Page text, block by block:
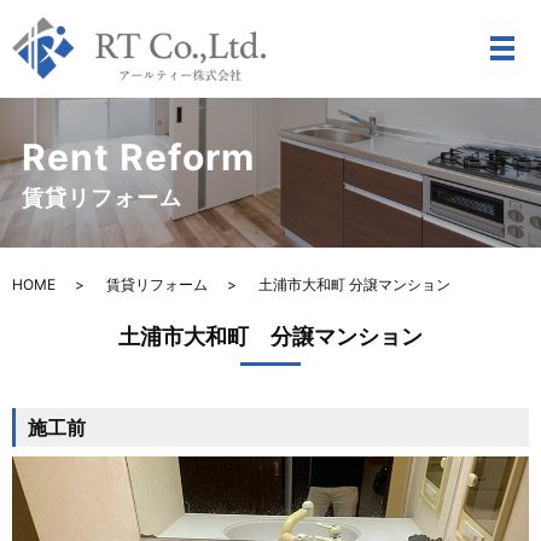
Rent Reform
賃貸リフォーム
HOME 賃貸リフォーム 土浦市大和町 分譲マンション
土浦市大和町 分譲マンション
施工前